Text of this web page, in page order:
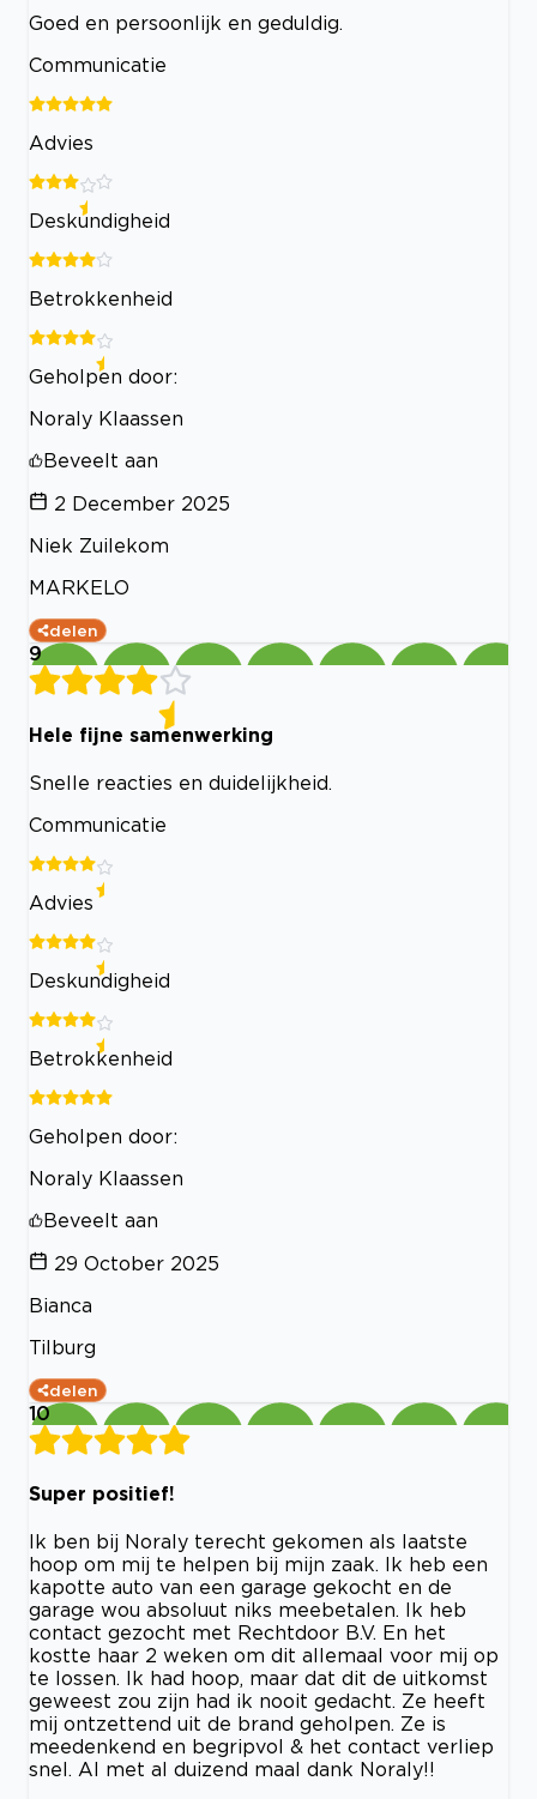
Goed en persoonlijk en geduldig.
Communicatie
Advies
Deskundigheid
Betrokkenheid
Geholpen door:
Noraly Klaassen
Beveelt aan
2 December 2025
Niek Zuilekom
MARKELO
delen
9
Hele fijne samenwerking
Snelle reacties en duidelijkheid.
Communicatie
Advies
Deskundigheid
Betrokkenheid
Geholpen door:
Noraly Klaassen
Beveelt aan
29 October 2025
Bianca
Tilburg
delen
10
Super positief!
Ik ben bij Noraly terecht gekomen als laatste
hoop om mij te helpen bij mijn zaak. Ik heb een
kapotte auto van een garage gekocht en de
garage wou absoluut niks meebetalen. Ik heb
contact gezocht met Rechtdoor B.V. En het
kostte haar 2 weken om dit allemaal voor mij op
te lossen. Ik had hoop, maar dat dit de uitkomst
geweest zou zijn had ik nooit gedacht. Ze heeft
mij ontzettend uit de brand geholpen. Ze is
meedenkend en begripvol & het contact verliep
snel. Al met al duizend maal dank Noraly!!